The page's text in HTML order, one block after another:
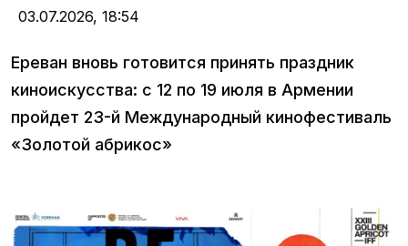
03.07.2026, 18:54
Ереван вновь готовится принять праздник
киноискусства: с 12 по 19 июля в Армении
пройдет 23-й Международный кинофестиваль
«Золотой абрикос»